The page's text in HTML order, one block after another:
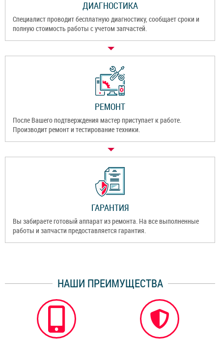
ДИАГНОСТИКА
Специалист проводит бесплатную диагностику, сообщает сроки и
полную стоимость работы с учетом запчастей.
РЕМОНТ
После Вашего подтверждения мастер приступает к работе.
Производит ремонт и тестирование техники.
ГАРАНТИЯ
Вы забираете готовый аппарат из ремонта. На все выполненные
работы и запчасти предоставляется гарантия.
НАШИ ПРЕИМУЩЕСТВА